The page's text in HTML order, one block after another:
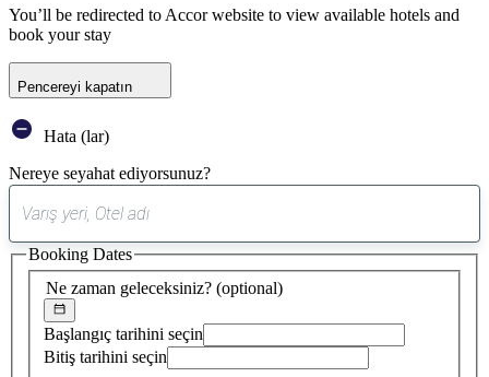
You’ll be redirected to Accor website to view available hotels and
book your stay
Pencereyi kapatın
Hata (lar)
Nereye seyahat ediyorsunuz?
öneri
bulundu
Ne zaman geleceksiniz? (optional)
Başlangıç tarihini seçin
Bitiş tarihini seçin
Booking Dates